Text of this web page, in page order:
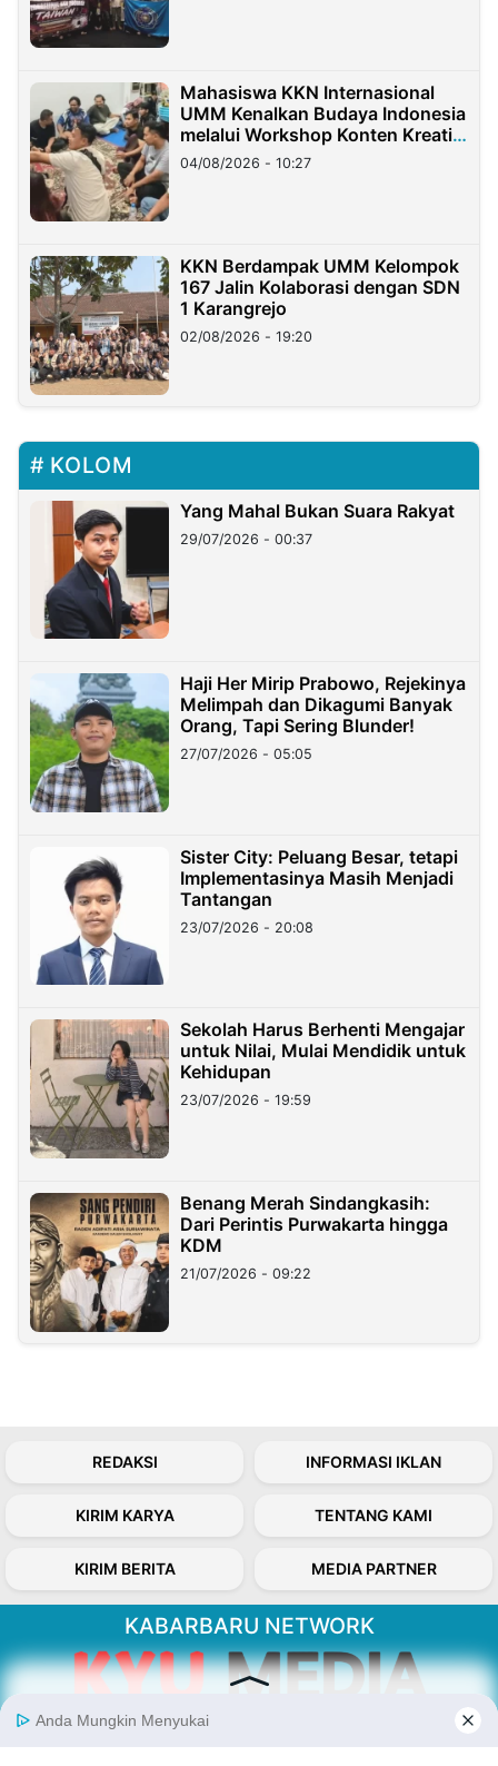
Mahasiswa KKN Internasional
UMM Kenalkan Budaya Indonesia
melalui Workshop Konten Kreatif
di Taiwan
04/08/2026 - 10:27
KKN Berdampak UMM Kelompok
167 Jalin Kolaborasi dengan SDN
1 Karangrejo
02/08/2026 - 19:20
KOLOM
Yang Mahal Bukan Suara Rakyat
29/07/2026 - 00:37
Haji Her Mirip Prabowo, Rejekinya
Melimpah dan Dikagumi Banyak
Orang, Tapi Sering Blunder!
27/07/2026 - 05:05
Sister City: Peluang Besar, tetapi
Implementasinya Masih Menjadi
Tantangan
23/07/2026 - 20:08
Sekolah Harus Berhenti Mengajar
untuk Nilai, Mulai Mendidik untuk
Kehidupan
23/07/2026 - 19:59
Benang Merah Sindangkasih:
Dari Perintis Purwakarta hingga
KDM
21/07/2026 - 09:22
REDAKSI INFORMASI IKLAN
KIRIM KARYA TENTANG KAMI
KIRIM BERITA MEDIA PARTNER
KABARBARU NETWORK